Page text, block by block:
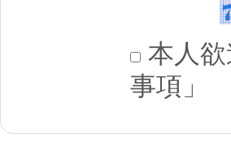
本人
事項」